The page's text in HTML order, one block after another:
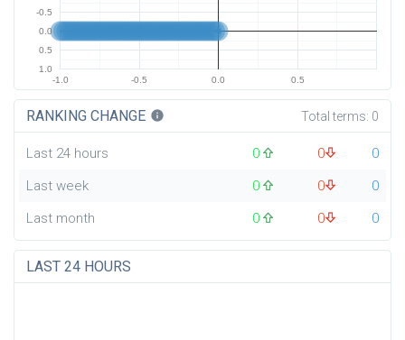
-1.0 -0.5 0.0 0.5
-0.5
0.0
0.5
1.0
RANKING CHANGE info Total terms: 0
Last 24 hours 0 0
0
Last week
0 0
0
Last month
0 0 0
LAST 24 HOURS